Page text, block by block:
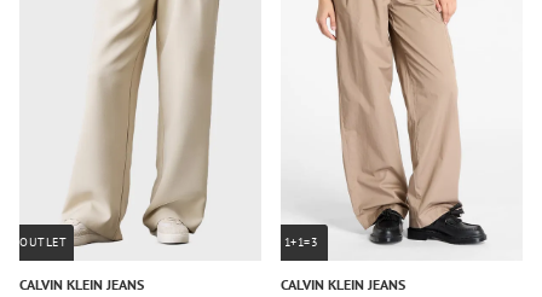
OUTLET
CALVIN KLEIN JEANS
1+1=3
CALVIN KLEIN JEANS